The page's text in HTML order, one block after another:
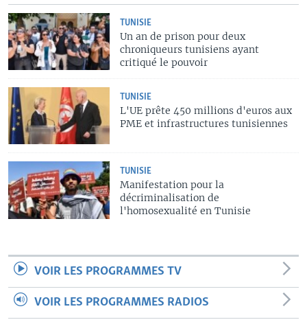
TUNISIE
Un an de prison pour deux
chroniqueurs tunisiens ayant
critiqué le pouvoir
TUNISIE
L'UE prête 450 millions d'euros aux
PME et infrastructures tunisiennes
TUNISIE
Manifestation pour la
décriminalisation de
l'homosexualité en Tunisie
VOIR LES PROGRAMMES TV
VOIR LES PROGRAMMES RADIOS